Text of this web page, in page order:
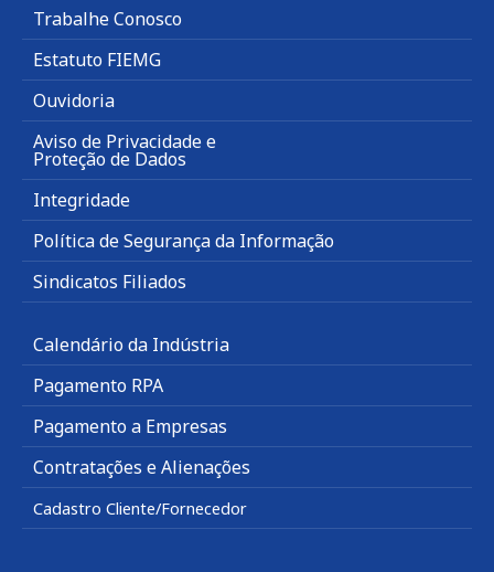
Trabalhe Conosco
Estatuto FIEMG
Ouvidoria
Aviso de Privacidade e
Proteção de Dados
Integridade
Política de Segurança da Informação
Sindicatos Filiados
Calendário da Indústria
Pagamento RPA
Pagamento a Empresas
Contratações e Alienações
Cadastro Cliente/Fornecedor